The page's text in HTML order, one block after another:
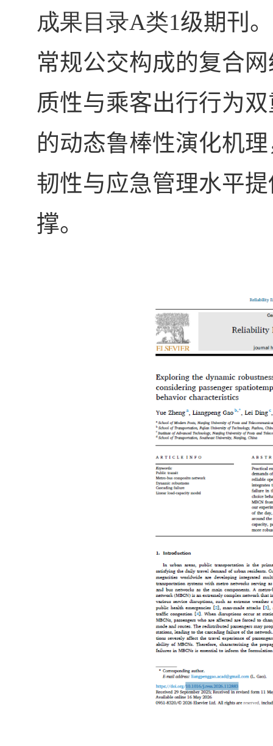
成果目录A类1级期刊。
常规公交构成的复合
质性与乘客出行行为
的动态鲁棒性演化机
韧性与应急管理水平
撑。